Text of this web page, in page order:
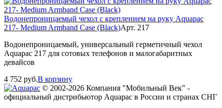
Водонепроницаемый чехол с креплением на руку Aquapac
217- Medium Armband Case (Black)Арт. 217
Водонепроницаемый, универсальный герметичный чехол
Aquapac 217 для сотовых телефонов и малогабаритных
девайсов
4 752 руб.В корзину
© 2002-2026 Компания "Мобильный Век" -
официальный дистрибьютор Aquapac в России и странах СНГ